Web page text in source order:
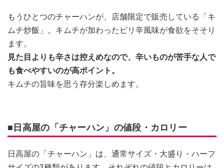
もうひとつのチャーハンが、店舗限定で販売している「キ
ムチ炒飯」。キムチが加わったピリ辛風味が食欲をそそり
ます。
見た目よりも辛さは控えめなので、辛いものが苦手な人で
も食べやすいのが高ポイント。
キムチの旨味を思う存分楽しめます。
■日高屋の「チャーハン」の値段・カロリー
日高屋の「チャーハン」は、通常サイズ・大盛り・ハーフ